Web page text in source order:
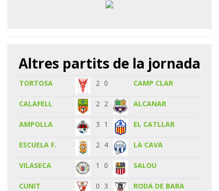
Altres partits de la jornada
TORTOSA 2 0 CAMP CLAR
CALAFELL 2 2 ALCANAR
AMPOLLA 3 1 EL CATLLAR
ESCUELA F. 2 4 LA CAVA
VILASECA 1 0 SALOU
CUNIT 0 3 RODA DE BARA